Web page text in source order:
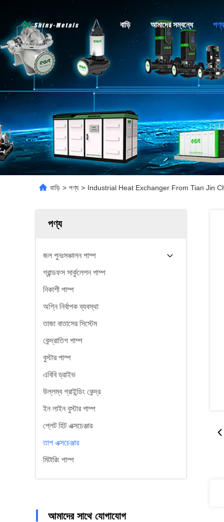
বাড়ি আমাদের সম্বন্ধে পণ্য
বাড়ি > পণ্য > Industrial Heat Exchanger From Tian Jin
পণ্য
জল পুনঃসঞ্চালন পাম্প
গ্রান্ডফস সার্কুলেশন পাম্প
নিকাশী পাম্প
অগ্নি নির্বাপক ব্যবস্থা
তাজা বাতাসের সিস্টেম
কেন্দ্রাতিগ পাম্প
বুস্টার পাম্প
এবিবি ড্রাইভ
উল্লম্ব গ্রাইন্ডিং কেন্দ্র
ইন লাইন বুস্টার পাম্প
প্লেট হিট এক্সচেঞ্জার
তাপ এক্সচেঞ্জার
মিটারিং পাম্প
আমাদের সাথে যোগাযোগ